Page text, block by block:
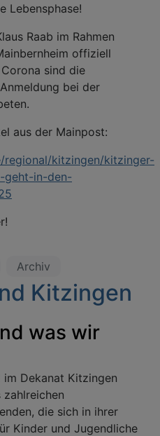
Lebensphase!
Raab im Rahmen
offiziell
sind die
bei der
aus der Mainpost:
kitzingen/kitzinger-
geht-in-den-
Archiv
Kitzingen
was wir
im Dekanat Kitzingen
zahlreichen
die sich in ihrer
Kinder und Jugendliche